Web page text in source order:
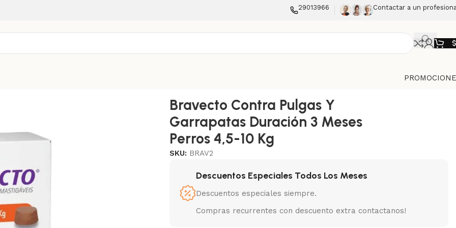
29013966 Contactar a un
$
Bravecto Contra Pulgas Y
Garrapatas Duración 3 Meses
Perros 4,5-10 Kg
SKU: BRAV2
Descuentos Especiales Todos Los Meses
Descuentos especiales siempre.
Compras recurrentes con descuento extra contactanos!